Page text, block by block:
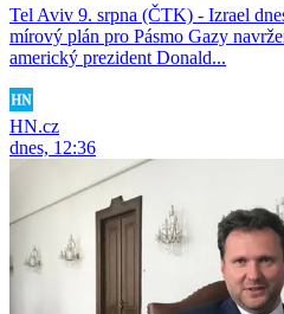
Tel Aviv 9. srpna (ČTK) - Izrael
mírový plán pro Pásmo Gazy
americký prezident Donald...
HN.cz
dnes, 12:36